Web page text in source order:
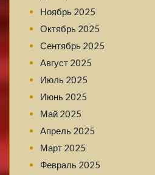
Ноябрь 2025
Октябрь 2025
Сентябрь 2025
Август 2025
Июль 2025
Июнь 2025
Май 2025
Апрель 2025
Март 2025
Февраль 2025